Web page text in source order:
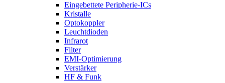
Eingebettete Peripherie-ICs
Kristalle
Optokoppler
Leuchtdioden
Infrarot
Filter
EMI-Optimierung
Verstärker
HF & Funk